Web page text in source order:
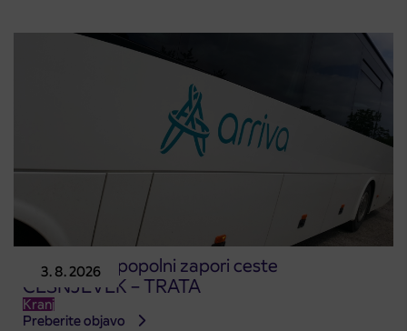
3. 8. 2026
Obvestilo o popolni zapori ceste
ČEŠNJEVEK – TRATA
Kranj
Preberite objavo